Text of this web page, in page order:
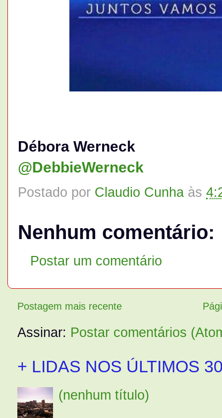
Débora Werneck
@DebbieWerneck
Postado por Claudio Cunha às
Nenhum comentário:
Postar um comentário
Postagem mais recente
Assinar: Postar comentários
+ LIDAS NOS ÚLTIMOS
(nenhum título)